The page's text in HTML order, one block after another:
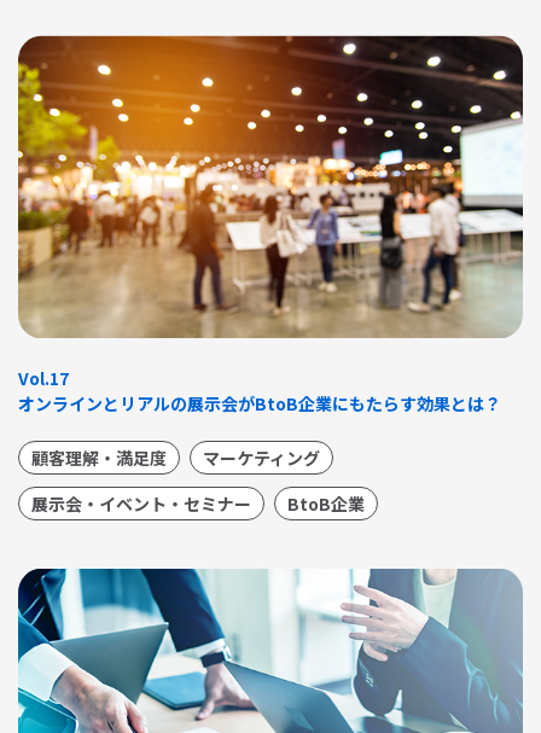
Vol.17
オンラインとリアルの展示会がBtoB企業にもたらす効果とは？
顧客理解・満足度
マーケティング
展示会・イベント・セミナー
BtoB企業